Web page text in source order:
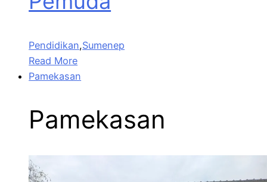
Pendidikan,Sumenep
Read More
Pamekasan
Pamekasan